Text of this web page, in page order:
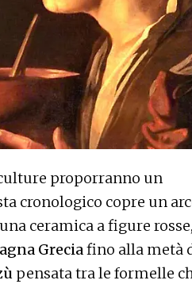
proporranno un
cronologico copre un
ceramica a figure rosse,
Greciafino alla metà
pensata tra le formelle